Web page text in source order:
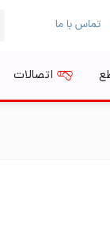
تماس با ما
اتصالات